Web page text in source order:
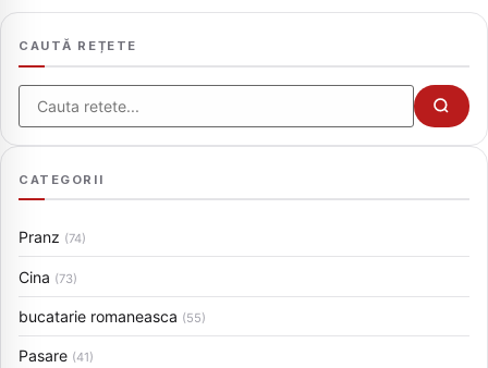
CAUTĂ REȚETE
Cauta
CATEGORII
Pranz (74)
Cina (73)
bucatarie romaneasca (55)
Pasare (41)